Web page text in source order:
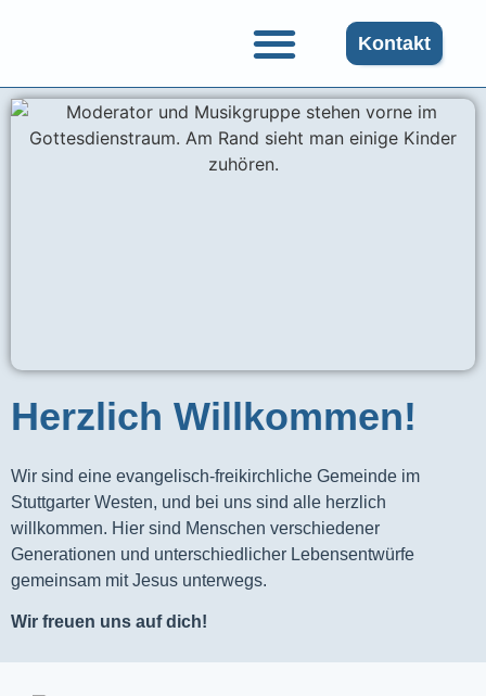
Kontakt
Herzlich Willkommen!
Wir sind eine evangelisch-freikirchliche Gemeinde im
Stuttgarter Westen, und bei uns sind alle herzlich
willkommen. Hier sind Menschen verschiedener
Generationen und unterschiedlicher Lebensentwürfe
gemeinsam mit Jesus unterwegs.
Wir freuen uns auf dich!